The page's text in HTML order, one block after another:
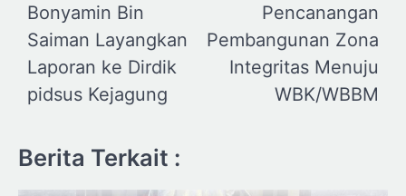
Bonyamin Bin
Saiman Layangkan
Laporan ke Dirdik
pidsus Kejagung
Pencanangan
Pembangunan Zona
Integritas Menuju
WBK/WBBM
Berita Terkait :